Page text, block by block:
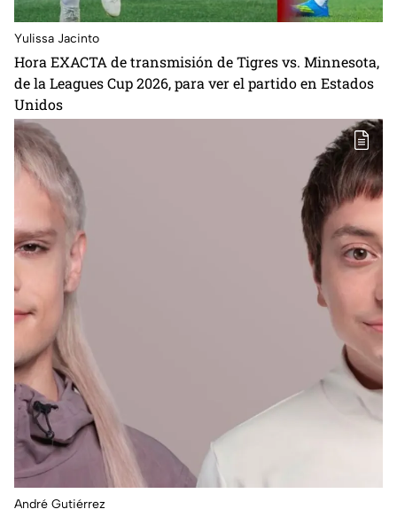
Yulissa Jacinto
Hora EXACTA de transmisión de Tigres vs. Minnesota,
de la Leagues Cup 2026, para ver el partido en Estados
Unidos
André Gutiérrez